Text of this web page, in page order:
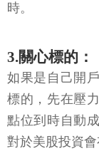
時。
3.關心標的：
如果是自己開
標的，先在壓
點位到時自動
對於美股投資會